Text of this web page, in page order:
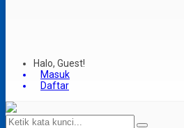
Halo, Guest!
Masuk
Daftar